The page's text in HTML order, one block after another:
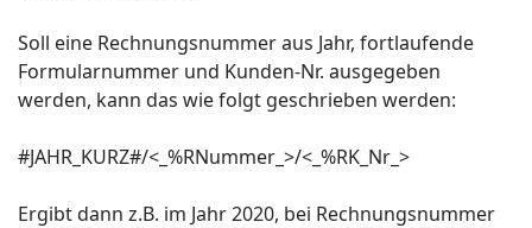
Soll eine Rechnungsnummer aus Jahr, fortlaufende
Formularnummer und Kunden-Nr. ausgegeben
werden, kann das wie folgt geschrieben werden:
#JAHR_KURZ#/<_%RNummer_>/<_%RK_Nr_>
Ergibt dann z.B. im Jahr 2020, bei Rechnungsnummer